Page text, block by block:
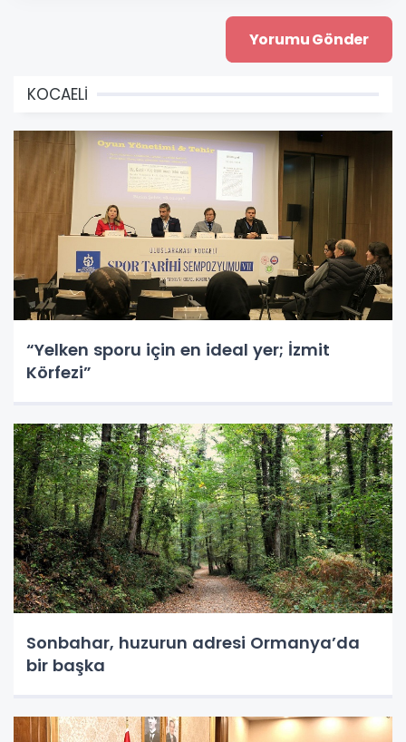
KOCAELİ
“Yelken sporu için en ideal yer; İzmit
Körfezi”
Sonbahar, huzurun adresi Ormanya’da
bir başka